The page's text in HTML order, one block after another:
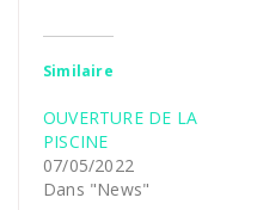
Similaire
OUVERTURE DE LA
PISCINE
07/05/2022
Dans "News"